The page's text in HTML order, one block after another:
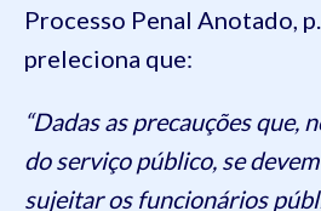
Processo Penal Anotado,
preleciona que:
“Dadas as precauções que,
do serviço público, se
sujeitar os funcionários